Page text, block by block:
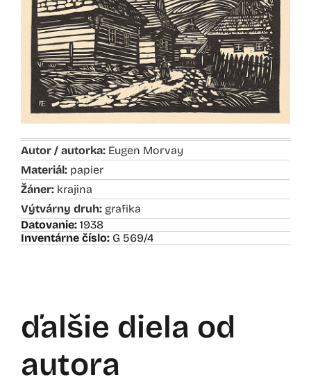
Autor / autorka: Eugen Morvay
Materiál: papier
Žáner: krajina
Výtvárny druh: grafika
Datovanie: 1938
Inventárne číslo: G 569/4
ďalšie diela od
autora